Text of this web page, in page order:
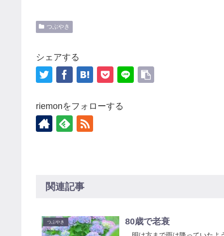
つぶやき
シェアする
riemonをフォローする
関連記事
つぶやき 80歳で老衰